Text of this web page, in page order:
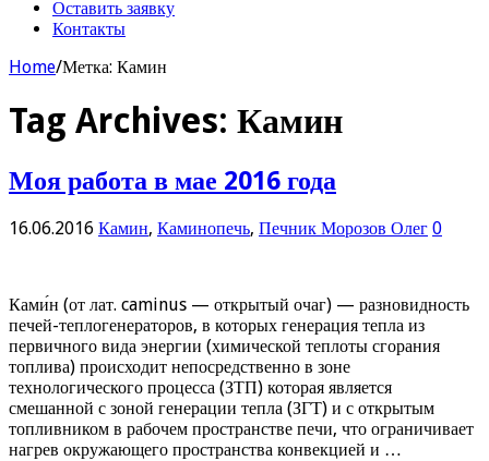
Оставить заявку
Контакты
Home/Метка: Камин
Tag Archives: Камин
Моя работа в мае 2016 года
16.06.2016 Камин, Каминопечь, Печник Морозов Олег 0
Ками́н (от лат. caminus — открытый очаг) — разновидность
печей-теплогенераторов, в которых генерация тепла из
первичного вида энергии (химической теплоты сгорания
топлива) происходит непосредственно в зоне
технологического процесса (ЗТП) которая является
смешанной с зоной генерации тепла (ЗГТ) и с открытым
топливником в рабочем пространстве печи, что ограничивает
нагрев окружающего пространства конвекцией и …